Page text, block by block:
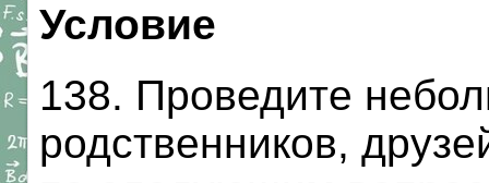
Условие
138. Проведите
родственников,